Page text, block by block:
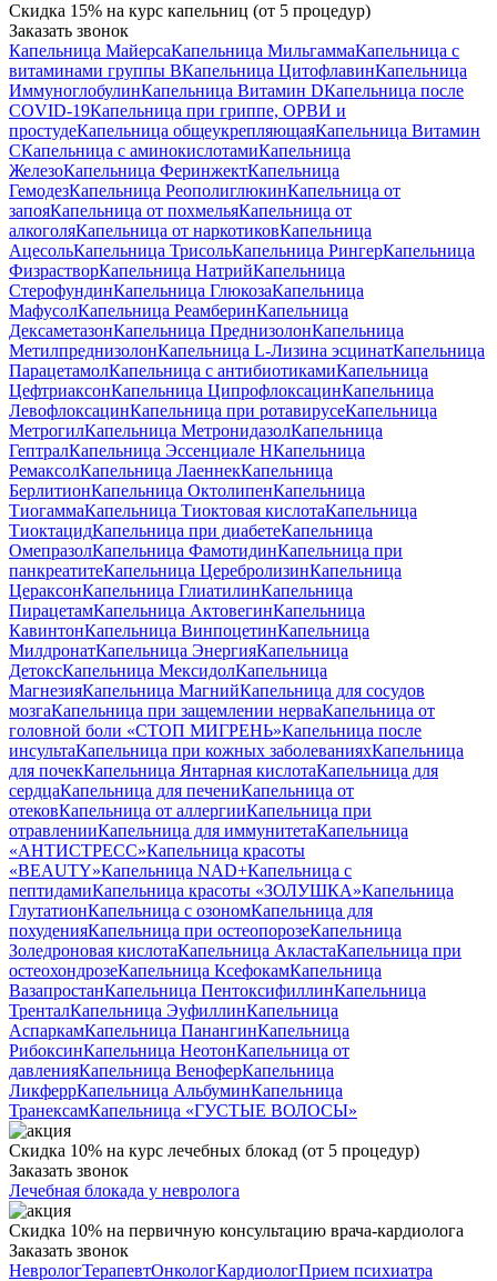
Скидка 15% на курс капельниц (от 5 процедур)
Заказать звонок
Капельница МайерсаКапельница МильгаммаКапельница с
витаминами группы BКапельница ЦитофлавинКапельница
ИммуноглобулинКапельница Витамин DКапельница после
COVID-19Капельница при гриппе, ОРВИ и
простудеКапельница общеукрепляющаяКапельница Витамин
CКапельница с аминокислотамиКапельница
ЖелезоКапельница ФеринжектКапельница
ГемодезКапельница РеополиглюкинКапельница от
запояКапельница от похмельяКапельница от
алкоголяКапельница от наркотиковКапельница
АцесольКапельница ТрисольКапельница РингерКапельница
ФизрастворКапельница НатрийКапельница
СтерофундинКапельница ГлюкозаКапельница
МафусолКапельница РеамберинКапельница
ДексаметазонКапельница ПреднизолонКапельница
МетилпреднизолонКапельница L-Лизина эсцинатКапельница
ПарацетамолКапельница с антибиотикамиКапельница
ЦефтриаксонКапельница ЦипрофлоксацинКапельница
ЛевофлоксацинКапельница при ротавирусеКапельница
МетрогилКапельница МетронидазолКапельница
ГептралКапельница Эссенциале НКапельница
РемаксолКапельница ЛаеннекКапельница
БерлитионКапельница ОктолипенКапельница
ТиогаммаКапельница Тиоктовая кислотаКапельница
ТиоктацидКапельница при диабетеКапельница
ОмепразолКапельница ФамотидинКапельница при
панкреатитеКапельница ЦеребролизинКапельница
ЦераксонКапельница ГлиатилинКапельница
ПирацетамКапельница АктовегинКапельница
КавинтонКапельница ВинпоцетинКапельница
МилдронатКапельница ЭнергияКапельница
ДетоксКапельница МексидолКапельница
МагнезияКапельница МагнийКапельница для сосудов
мозгаКапельница при защемлении нерваКапельница от
головной боли «СТОП МИГРЕНЬ»Капельница после
инсультаКапельница при кожных заболеванияхКапельница
для почекКапельница Янтарная кислотаКапельница для
сердцаКапельница для печениКапельница от
отековКапельница от аллергииКапельница при
отравленииКапельница для иммунитетаКапельница
«АНТИСТРЕСС»Капельница красоты
«BEAUTY»Капельница NAD+Капельница с
пептидамиКапельница красоты «ЗОЛУШКА»Капельница
ГлутатионКапельница с озономКапельница для
похуденияКапельница при остеопорозеКапельница
Золедроновая кислотаКапельница АкластаКапельница при
остеохондрозеКапельница КсефокамКапельница
ВазапростанКапельница ПентоксифиллинКапельница
ТренталКапельница ЭуфиллинКапельница
АспаркамКапельница ПанангинКапельница
РибоксинКапельница НеотонКапельница от
давленияКапельница ВеноферКапельница
ЛикферрКапельница АльбуминКапельница
ТранексамКапельница «ГУСТЫЕ ВОЛОСЫ»
Скидка 10% на курс лечебных блокад (от 5 процедур)
Заказать звонок
Лечебная блокада у невролога
Скидка 10% на первичную консультацию врача-кардиолога
Заказать звонок
НеврологТерапевтОнкологКардиологПрием психиатра